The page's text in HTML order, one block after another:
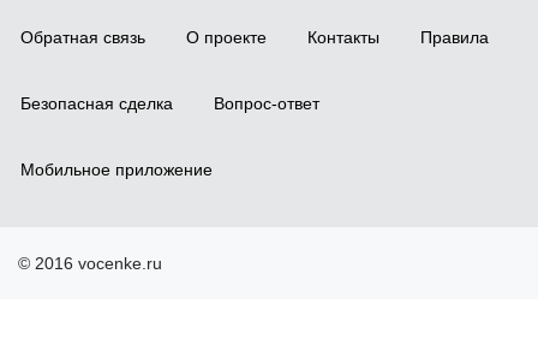
Обратная связь О проекте Контакты Правила
Безопасная сделка Вопрос-ответ
Мобильное приложение
© 2016 vocenke.ru